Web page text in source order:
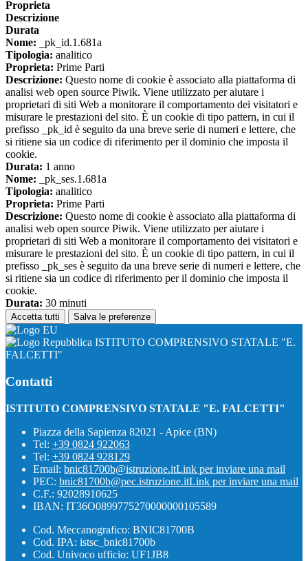
Proprieta
Descrizione
Durata
Nome: _pk_id.1.681a
Tipologia: analitico
Proprieta: Prime Parti
Descrizione: Questo nome di cookie è associato alla piattaforma di
analisi web open source Piwik. Viene utilizzato per aiutare i
proprietari di siti Web a monitorare il comportamento dei visitatori e
misurare le prestazioni del sito. È un cookie di tipo pattern, in cui il
prefisso _pk_id è seguito da una breve serie di numeri e lettere, che
si ritiene sia un codice di riferimento per il dominio che imposta il
cookie.
Durata: 1 anno
Nome: _pk_ses.1.681a
Tipologia: analitico
Proprieta: Prime Parti
Descrizione: Questo nome di cookie è associato alla piattaforma di
analisi web open source Piwik. Viene utilizzato per aiutare i
proprietari di siti Web a monitorare il comportamento dei visitatori e
misurare le prestazioni del sito. È un cookie di tipo pattern, in cui il
prefisso _pk_ses è seguito da una breve serie di numeri e lettere, che
si ritiene sia un codice di riferimento per il dominio che imposta il
cookie.
Durata: 30 minuti
Accetta tutti Salva le preferenze
ISTITUTO COMPRENSIVO STATALE "E.
FALCETTI"
Contatti
ISTITUTO COMPRENSIVO STATALE "E. FALCETTI"
Piazza della Sapienza 82021 - Apice (BN)
Tel: +39 0824 922063
Tel: +39 0824 928129
Email: bnic81700b@istruzione.itLink per inviare una mail
PEC: bnic81700b@pec.istruzione.itLink per inviare una mail
C.F.: 92028910625
IBAN: IT36O0899775270000000105589
Cod. Meccanografico: BNIC81700B
Cod. IPA: istsc_bnic81700b
Cod. Univoco ufficio: UF1JB8